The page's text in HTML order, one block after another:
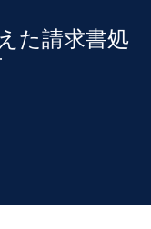
た請求書処